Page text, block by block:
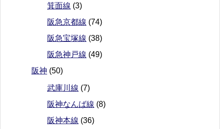
箕面線 (3)
阪急京都線 (74)
阪急宝塚線 (38)
阪急神戸線 (49)
阪神 (50)
武庫川線 (7)
阪神なんば線 (8)
阪神本線 (36)